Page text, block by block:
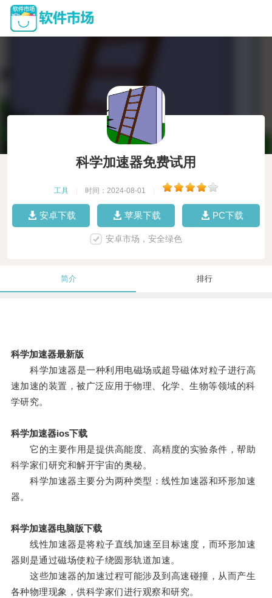
科学加速器免费试用
工具 时间：2024-08-01
安卓下载 苹果下载 PC下载
安卓市场，安全绿色
简介 排行
科学加速器最新版
科学加速器是一种利用电磁场或超导磁体对粒子进行高
速加速的装置，被广泛应用于物理、化学、生物等领域的科
学研究。
科学加速器ios下载
它的主要作用是提供高能度、高精度的实验条件，帮助
科学家们研究和解开宇宙的奥秘。
科学加速器主要分为两种类型：线性加速器和环形加速
器。
科学加速器电脑版下载
线性加速器是将粒子直线加速至目标速度，而环形加速
器则是通过磁场使粒子绕圆形轨道加速。
这些加速器的加速过程可能涉及到高速碰撞，从而产生
各种物理现象，供科学家们进行观察和研究。